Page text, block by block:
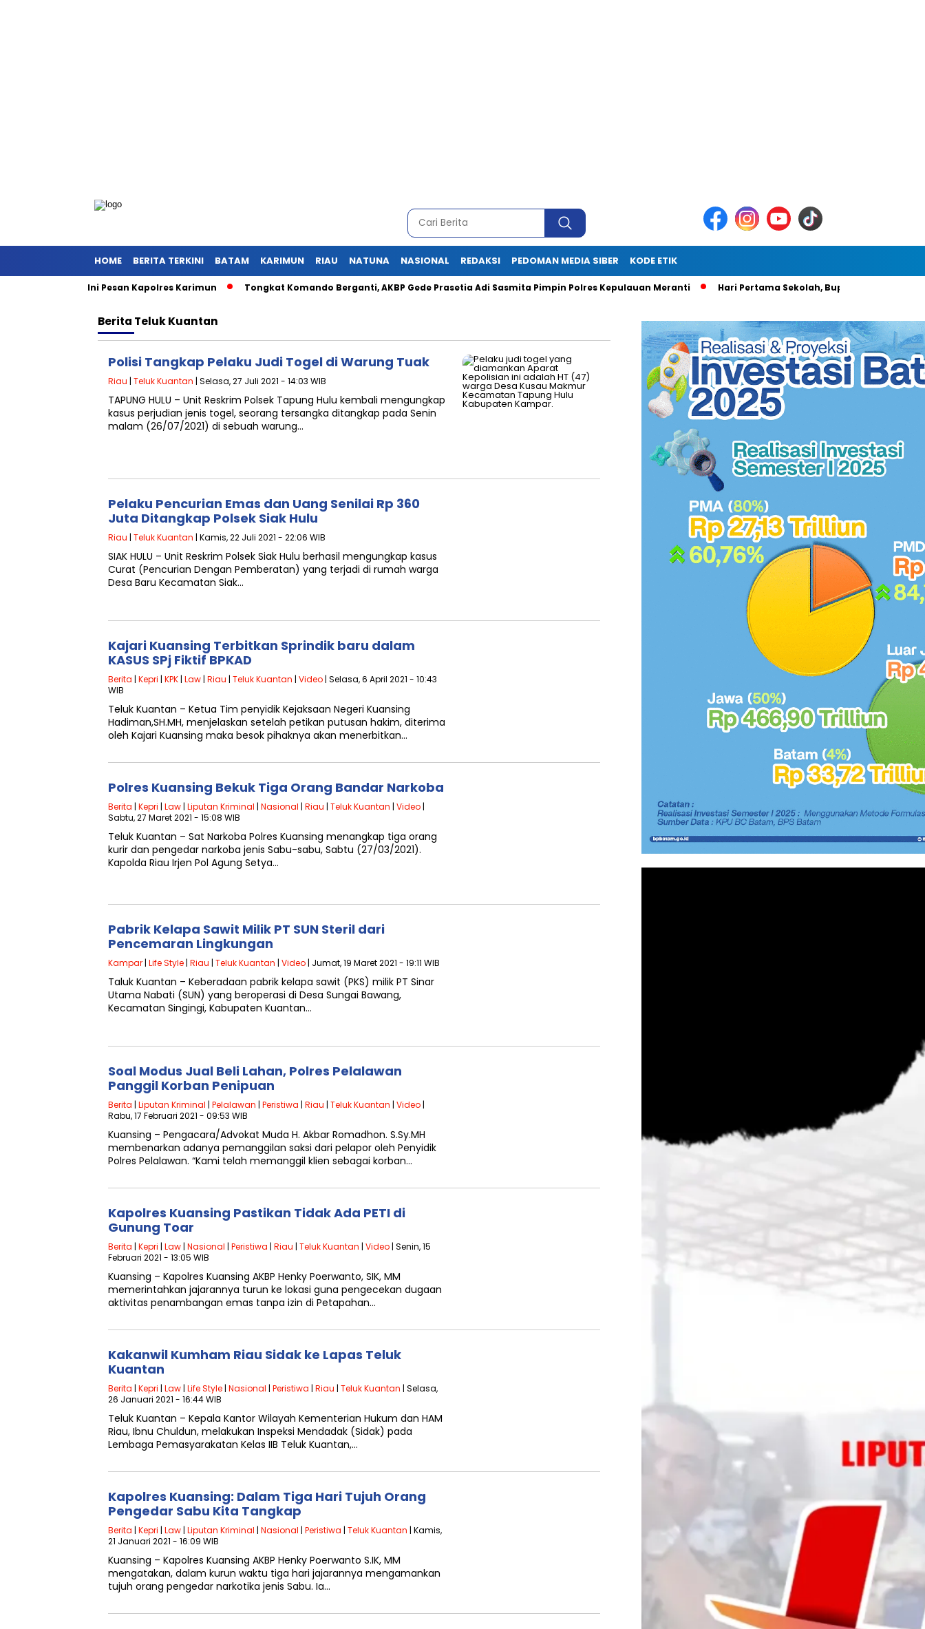
HOME BERITA TERKINI BATAM KARIMUN RIAU NATUNA NASIONAL REDAKSI PEDOMAN MEDIA SIBER KODE ETIK
Listrik, Ini Pesan Kapolres Karimun Tongkat Komando Berganti, AKBP Gede Prasetia Adi Sasmita Pimpin Polres Kepulauan Meranti Hari Pertama Sekolah, Bupati Asmar Pastikan
Berita Teluk Kuantan
Polisi Tangkap Pelaku Judi Togel di Warung Tuak
Riau | Teluk Kuantan | Selasa, 27 Juli 2021 - 14:03 WIB
TAPUNG HULU – Unit Reskrim Polsek Tapung Hulu kembali mengungkap
kasus perjudian jenis togel, seorang tersangka ditangkap pada Senin
malam (26/07/2021) di sebuah warung…
Pelaku Pencurian Emas dan Uang Senilai Rp 360
Juta Ditangkap Polsek Siak Hulu
Riau | Teluk Kuantan | Kamis, 22 Juli 2021 - 22:06 WIB
SIAK HULU – Unit Reskrim Polsek Siak Hulu berhasil mengungkap kasus
Curat (Pencurian Dengan Pemberatan) yang terjadi di rumah warga
Desa Baru Kecamatan Siak…
Kajari Kuansing Terbitkan Sprindik baru dalam
KASUS SPj Fiktif BPKAD
Berita | Kepri | KPK | Law | Riau | Teluk Kuantan | Video | Selasa, 6 April 2021 - 10:43
WIB
Teluk Kuantan – Ketua Tim penyidik Kejaksaan Negeri Kuansing
Hadiman,SH.MH, menjelaskan setelah petikan putusan hakim, diterima
oleh Kajari Kuansing maka besok pihaknya akan menerbitkan…
Polres Kuansing Bekuk Tiga Orang Bandar Narkoba
Berita | Kepri | Law | Liputan Kriminal | Nasional | Riau | Teluk Kuantan | Video |
Sabtu, 27 Maret 2021 - 15:08 WIB
Teluk Kuantan – Sat Narkoba Polres Kuansing menangkap tiga orang
kurir dan pengedar narkoba jenis Sabu-sabu, Sabtu (27/03/2021).
Kapolda Riau Irjen Pol Agung Setya…
Pabrik Kelapa Sawit Milik PT SUN Steril dari
Pencemaran Lingkungan
Kampar | Life Style | Riau | Teluk Kuantan | Video | Jumat, 19 Maret 2021 - 19:11 WIB
Taluk Kuantan – Keberadaan pabrik kelapa sawit (PKS) milik PT Sinar
Utama Nabati (SUN) yang beroperasi di Desa Sungai Bawang,
Kecamatan Singingi, Kabupaten Kuantan…
Soal Modus Jual Beli Lahan, Polres Pelalawan
Panggil Korban Penipuan
Berita | Liputan Kriminal | Pelalawan | Peristiwa | Riau | Teluk Kuantan | Video |
Rabu, 17 Februari 2021 - 09:53 WIB
Kuansing – Pengacara/Advokat Muda H. Akbar Romadhon. S.Sy.MH
membenarkan adanya pemanggilan saksi dari pelapor oleh Penyidik
Polres Pelalawan. “Kami telah memanggil klien sebagai korban…
Kapolres Kuansing Pastikan Tidak Ada PETI di
Gunung Toar
Berita | Kepri | Law | Nasional | Peristiwa | Riau | Teluk Kuantan | Video | Senin, 15
Februari 2021 - 13:05 WIB
Kuansing – Kapolres Kuansing AKBP Henky Poerwanto, SIK, MM
memerintahkan jajarannya turun ke lokasi guna pengecekan dugaan
aktivitas penambangan emas tanpa izin di Petapahan…
Kakanwil Kumham Riau Sidak ke Lapas Teluk
Kuantan
Berita | Kepri | Law | Life Style | Nasional | Peristiwa | Riau | Teluk Kuantan | Selasa,
26 Januari 2021 - 16:44 WIB
Teluk Kuantan – Kepala Kantor Wilayah Kementerian Hukum dan HAM
Riau, Ibnu Chuldun, melakukan Inspeksi Mendadak (Sidak) pada
Lembaga Pemasyarakatan Kelas IIB Teluk Kuantan,…
Kapolres Kuansing: Dalam Tiga Hari Tujuh Orang
Pengedar Sabu Kita Tangkap
Berita | Kepri | Law | Liputan Kriminal | Nasional | Peristiwa | Teluk Kuantan | Kamis,
21 Januari 2021 - 16:09 WIB
Kuansing – Kapolres Kuansing AKBP Henky Poerwanto S.IK, MM
mengatakan, dalam kurun waktu tiga hari jajarannya mengamankan
tujuh orang pengedar narkotika jenis Sabu. Ia…